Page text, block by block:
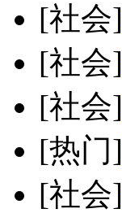
[社会]
[社会]
[社会]
[热门]
[社会]